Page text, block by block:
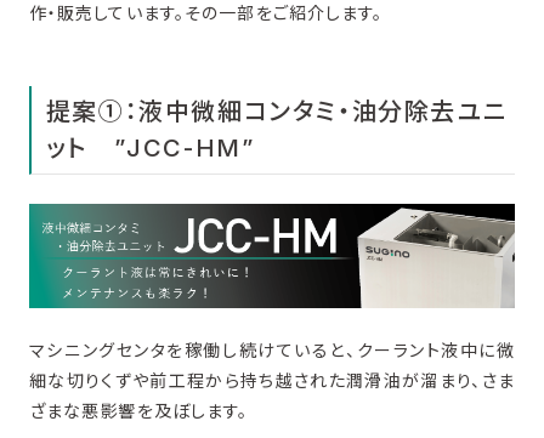
作・販売しています。その一部をご紹介します。
提案①：液中微細コンタミ・油分除去ユニ
ット ”JCC-HM”
マシニングセンタを稼働し続けていると、クーラント液中に微
細な切りくずや前工程から持ち越された潤滑油が溜まり、さま
ざまな悪影響を及ぼします。